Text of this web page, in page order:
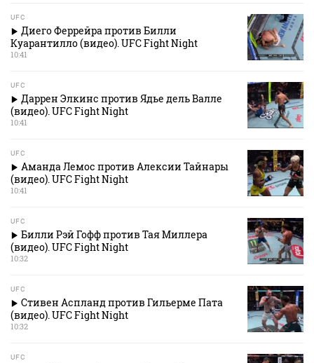
UFC
Диего Феррейра против Билли
Куарантилло (видео). UFC Fight Night
10:41
UFC
Даррен Элкинс против Ядье дель Валле
(видео). UFC Fight Night
10:41
UFC
Аманда Лемос против Алексии Тайнары
(видео). UFC Fight Night
10:41
UFC
Билли Рэй Гофф против Тая Миллера
(видео). UFC Fight Night
10:32
UFC
Стивен Аспланд против Гильерме Пата
(видео). UFC Fight Night
10:32
UFC